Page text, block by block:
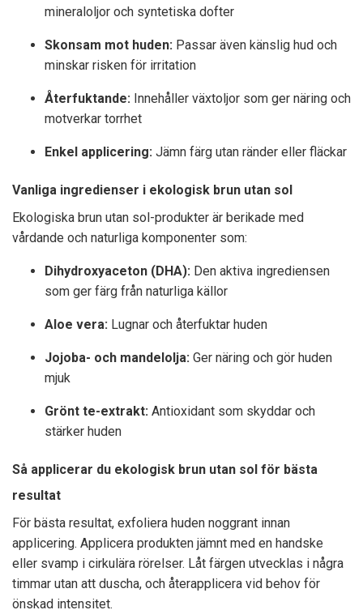
mineraloljor och syntetiska dofter
Skonsam mot huden: Passar även känslig hud och
minskar risken för irritation
Återfuktande: Innehåller växtoljor som ger näring och
motverkar torrhet
Enkel applicering: Jämn färg utan ränder eller fläckar
Vanliga ingredienser i ekologisk brun utan sol
Ekologiska brun utan sol-produkter är berikade med
vårdande och naturliga komponenter som:
Dihydroxyaceton (DHA): Den aktiva ingrediensen
som ger färg från naturliga källor
Aloe vera: Lugnar och återfuktar huden
Jojoba- och mandelolja: Ger näring och gör huden
mjuk
Grönt te-extrakt: Antioxidant som skyddar och
stärker huden
Så applicerar du ekologisk brun utan sol för bästa
resultat
För bästa resultat, exfoliera huden noggrant innan
applicering. Applicera produkten jämnt med en handske
eller svamp i cirkulära rörelser. Låt färgen utvecklas i några
timmar utan att duscha, och återapplicera vid behov för
önskad intensitet.